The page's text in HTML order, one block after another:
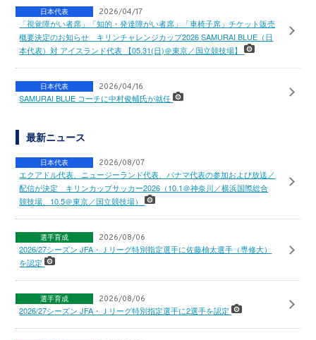
日本代表 2026/04/17
「視覚障がい者席」「知的・発達障がい者席」「車椅子席」チケット販売
概要決定のお知らせ キリンチャレンジカップ2026 SAMURAI BLUE（日
本代表）対 アイスランド代表 【05.31(日)＠東京／国立競技場】
日本代表 2026/04/16
SAMURAI BLUE コーチに中村俊輔氏が就任
最新ニュース
日本代表 2026/08/07
エクアドル代表、ニュージーランド代表、パナマ代表の参加および放送／
配信が決定 キリンカップサッカー2026（10.1＠神奈川／横浜国際総合
競技場、10.5＠東京／国立競技場）
選手育成 2026/08/06
2026/27シーズン JFA・Ｊリーグ特別指定選手に佐藤柚太選手（専修大）
を認定
選手育成 2026/08/06
2026/27シーズン JFA・Ｊリーグ特別指定選手に2選手を認定